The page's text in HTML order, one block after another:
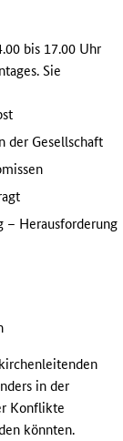
bis 17.00 Uhr
Sie
der Gesellschaft
– Herausforderung
in der
Konflikte
könnten.